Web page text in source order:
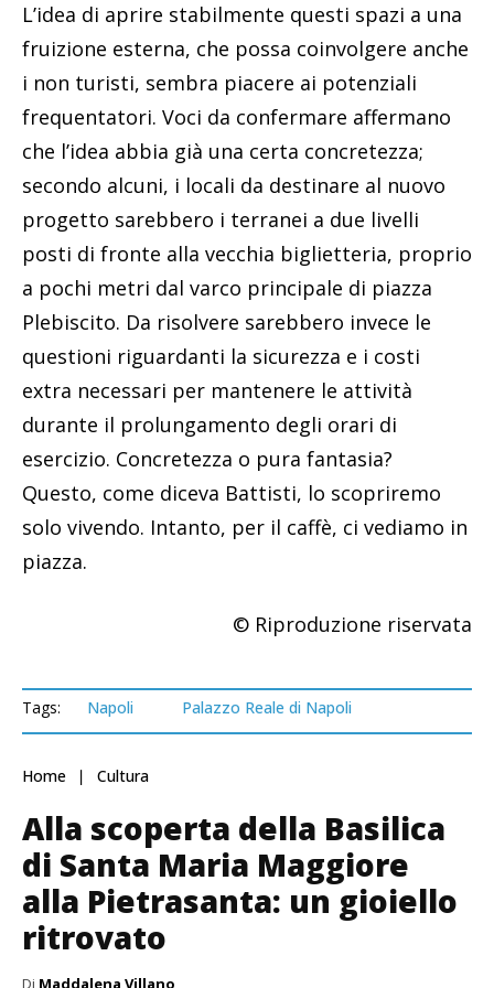
L’idea di aprire stabilmente questi spazi a una
fruizione esterna, che possa coinvolgere anche
i non turisti, sembra piacere ai potenziali
frequentatori. Voci da confermare affermano
che l’idea abbia già una certa concretezza;
secondo alcuni, i locali da destinare al nuovo
progetto sarebbero i terranei a due livelli
posti di fronte alla vecchia biglietteria, proprio
a pochi metri dal varco principale di piazza
Plebiscito. Da risolvere sarebbero invece le
questioni riguardanti la sicurezza e i costi
extra necessari per mantenere le attività
durante il prolungamento degli orari di
esercizio. Concretezza o pura fantasia?
Questo, come diceva Battisti, lo scopriremo
solo vivendo. Intanto, per il caffè, ci vediamo in
piazza.
© Riproduzione riservata
Tags: Napoli Palazzo Reale di Napoli
Home Cultura
Alla scoperta della Basilica
di Santa Maria Maggiore
alla Pietrasanta: un gioiello
ritrovato
Di Maddalena Villano